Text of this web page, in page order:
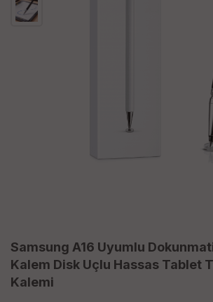
Samsung A16 Uyumlu
Kalem Disk Uçlu Hassas Tablet
Kalemi